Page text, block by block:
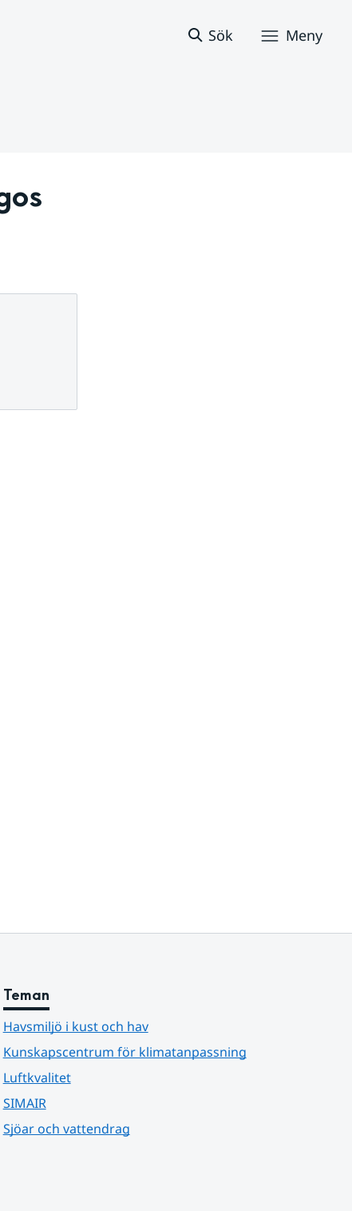
Sök Meny
Teman
Havsmiljö i kust och hav
Kunskapscentrum för klimatanpassning
Luftkvalitet
SIMAIR
Sjöar och vattendrag